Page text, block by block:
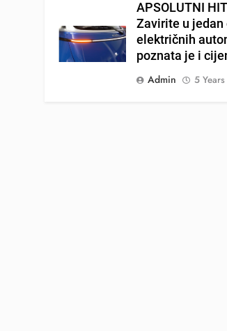
APSOLUTNI
Zavirite u
električnih
poznata je i
Admin
5